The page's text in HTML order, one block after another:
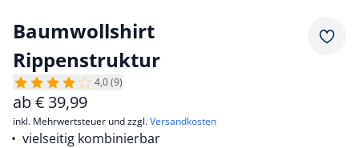
Baumwollshirt
Rippenstruktur
4,0 (9)
ab€ 39,99
inkl. Mehrwertsteuer und zzgl.Versandkosten
vielseitig kombinierbar